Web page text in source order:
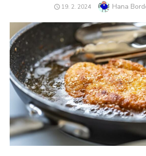
POSTED
19. 2. 2024 Author
Hana